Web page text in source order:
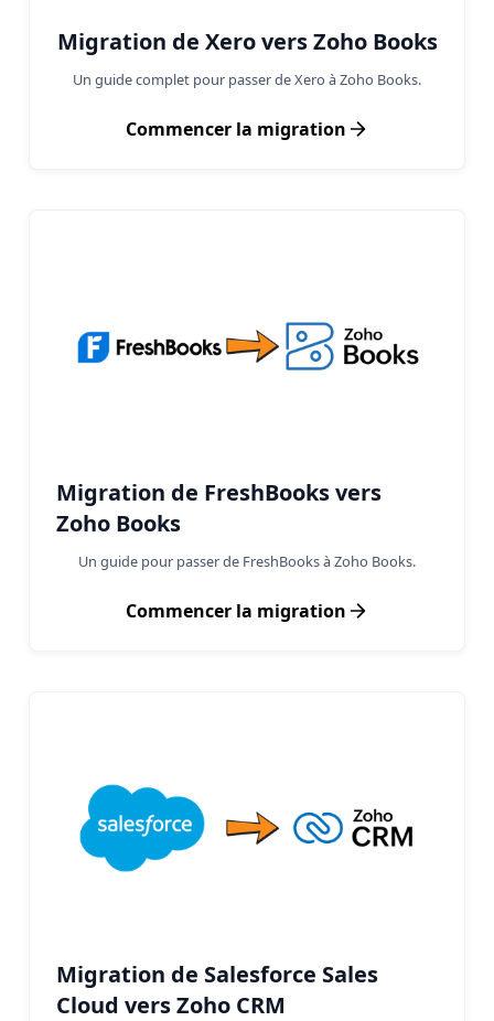
Migration de Xero vers Zoho Books
Un guide complet pour passer de Xero à Zoho Books.
Commencer la migration
Migration de FreshBooks vers
Zoho Books
Un guide pour passer de FreshBooks à Zoho Books.
Commencer la migration
Migration de Salesforce Sales
Cloud vers Zoho CRM